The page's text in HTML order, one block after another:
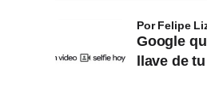
Google
llave de
por Felipe